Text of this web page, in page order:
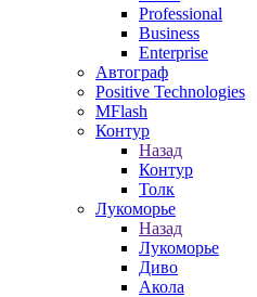
Professional
Business
Enterprise
Автограф
Positive Technologies
MFlash
Контур
Назад
Контур
Толк
Лукоморье
Назад
Лукоморье
Диво
Акола